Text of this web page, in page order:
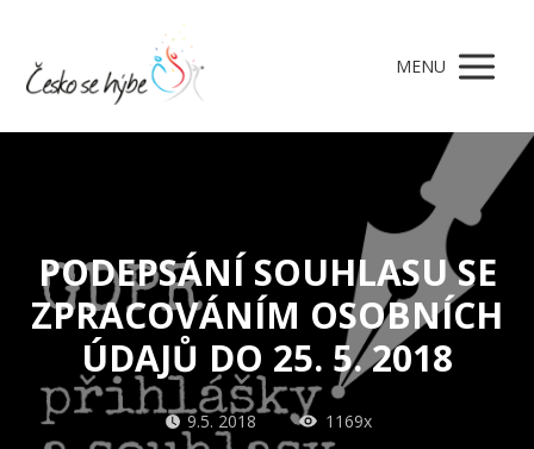
MENU
PODEPSÁNÍ SOUHLASU SE
ZPRACOVÁNÍM OSOBNÍCH
ÚDAJŮ DO 25. 5. 2018
9.5. 2018 1169x